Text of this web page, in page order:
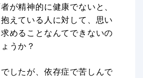
が精神的に健康でないと、
えている人に対して、思い
めることなんてできないの
うか？
したが、依存症で苦しんで